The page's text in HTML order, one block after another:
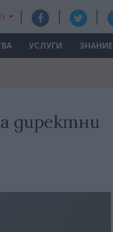
УСЛУГИ ЗНАНИЕ
директни